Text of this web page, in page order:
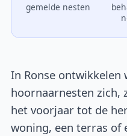
gemelde nesten
In Ronse ontwikkelen
hoornaarnesten zich,
het voorjaar tot de
woning, een terras of